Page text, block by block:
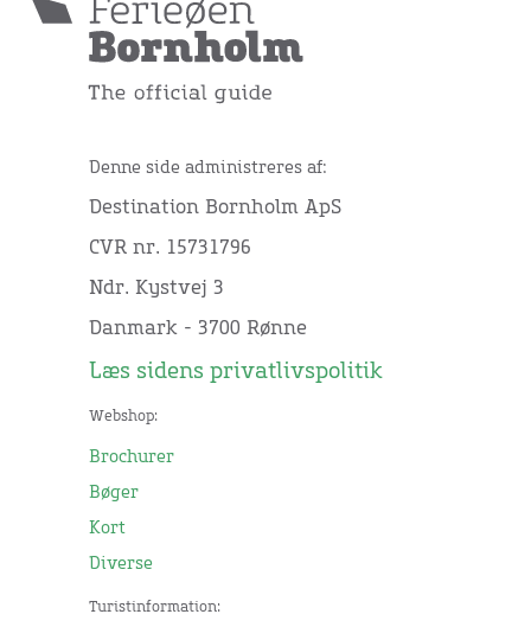
Denne side administreres af:
Destination Bornholm ApS
CVR nr. 15731796
Ndr. Kystvej 3
Danmark - 3700 Rønne
Læs sidens privatlivspolitik
Webshop:
Brochurer
Bøger
Kort
Diverse
Turistinformation: